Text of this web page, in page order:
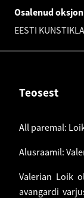
Osalenud
EESTI
Teosest
All paremal:
Alusraamil:
Valerian Loik
avangardi